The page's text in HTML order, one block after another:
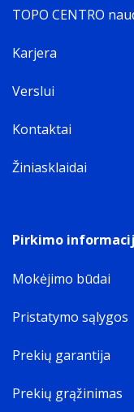
TOPO CENTRO
Karjera
Verslui
Kontaktai
Žiniasklaidai
Pirkimo
Mokėjimo būdai
Pristatymo sąlygos
Prekių garantija
Prekių grąžinimas